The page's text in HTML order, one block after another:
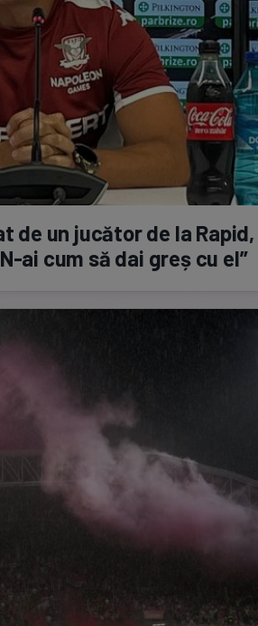
de un jucător de la
ai cum să dai greș cu el”